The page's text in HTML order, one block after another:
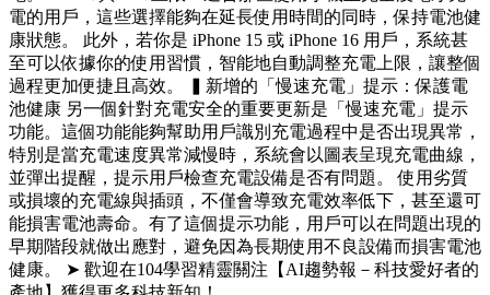
電的用戶，這些選擇能夠在延長使用時間的同時，保持電池健
康狀態。 此外，若你是 iPhone 15 或 iPhone 16 用戶，系統甚
至可以依據你的使用習慣，智能地自動調整充電上限，讓整個
過程更加便捷且高效。 ▍新增的「慢速充電」提示：保護電
池健康 另一個針對充電安全的重要更新是「慢速充電」提示
功能。這個功能能夠幫助用戶識別充電過程中是否出現異常，
特別是當充電速度異常減慢時，系統會以圖表呈現充電曲線，
並彈出提醒，提示用戶檢查充電設備是否有問題。 使用劣質
或損壞的充電線與插頭，不僅會導致充電效率低下，甚至還可
能損害電池壽命。有了這個提示功能，用戶可以在問題出現的
早期階段就做出應對，避免因為長期使用不良設備而損害電池
健康。 ➤ 歡迎在104學習精靈關注【AI趨勢報－科技愛好者的